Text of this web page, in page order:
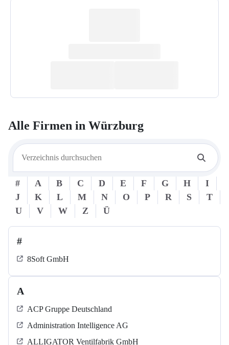
Alle Firmen in Würzburg
# A B C D E F G H
I
J
K L M N O P R S
T
U
V W Z Ü
#
8Soft GmbH
A
ACP Gruppe Deutschland
Administration Intelligence AG
ALLIGATOR Ventilfabrik GmbH